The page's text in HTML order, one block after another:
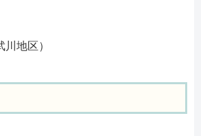
川地区）